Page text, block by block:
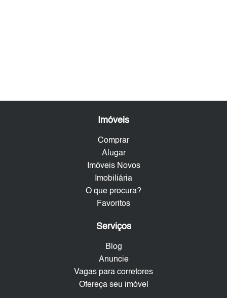
Imóveis
Comprar
Alugar
Imóveis Novos
Imobiliária
O que procura?
Favoritos
Serviços
Blog
Anuncie
Vagas para corretores
Ofereça seu imóvel